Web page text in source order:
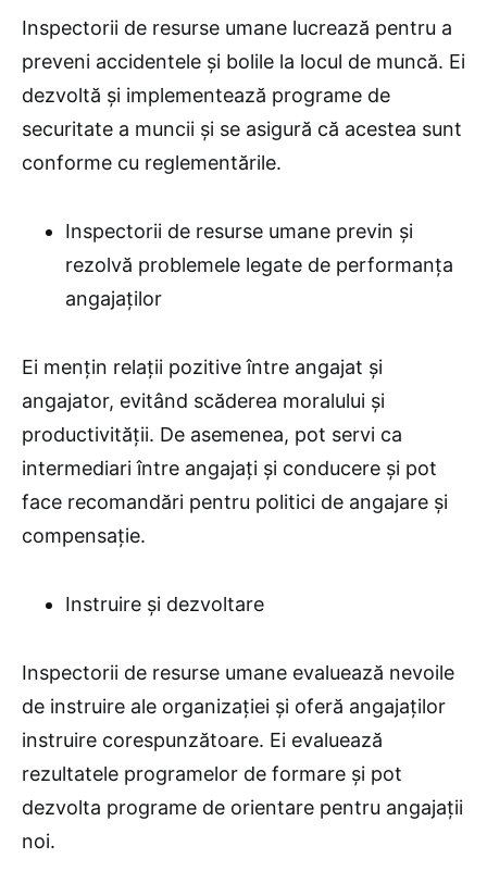
Inspectorii de resurse umane lucrează pentru a
preveni accidentele și bolile la locul de muncă. Ei
dezvoltă și implementează programe de
securitate a muncii și se asigură că acestea sunt
conforme cu reglementările.
Inspectorii de resurse umane previn și
rezolvă problemele legate de performanța
angajaților
Ei mențin relații pozitive între angajat și
angajator, evitând scăderea moralului și
productivității. De asemenea, pot servi ca
intermediari între angajați și conducere și pot
face recomandări pentru politici de angajare și
compensație.
Instruire și dezvoltare
Inspectorii de resurse umane evaluează nevoile
de instruire ale organizației și oferă angajaților
instruire corespunzătoare. Ei evaluează
rezultatele programelor de formare și pot
dezvolta programe de orientare pentru angajații
noi.